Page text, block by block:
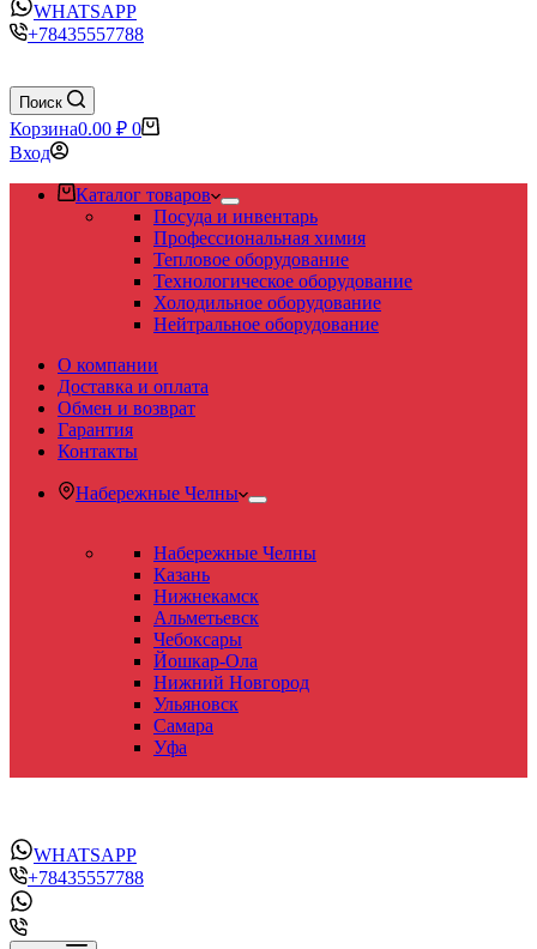
WHATSAPP
+78435557788
Поиск
Корзина0.00 ₽ 0
Вход
Каталог товаров
Посуда и инвентарь
Профессиональная химия
Тепловое оборудование
Технологическое оборудование
Холодильное оборудование
Нейтральное оборудование
О компании
Доставка и оплата
Обмен и возврат
Гарантия
Контакты
Набережные Челны
Набережные Челны
Казань
Нижнекамск
Альметьевск
Чебоксары
Йошкар-Ола
Нижний Новгород
Ульяновск
Самара
Уфа
WHATSAPP
+78435557788